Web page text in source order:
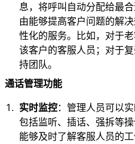
息，将呼叫自动分配给最
由能够提高客户问题的解
性化的服务。比如，对于
该客户的客服人员；对于
持团队。
通话管理功能
实时监控：管理人员可以
包括监听、插话、强拆等
能够及时了解客服人员的